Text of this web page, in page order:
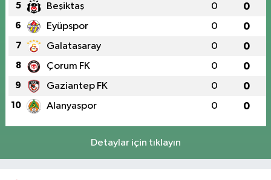
5 Beşiktaş 0 0
6 Eyüpspor 0 0
7 Galatasaray 0 0
8 Çorum FK 0 0
9 Gaziantep FK 0 0
10 Alanyaspor 0 0
Detaylar için tıklayın